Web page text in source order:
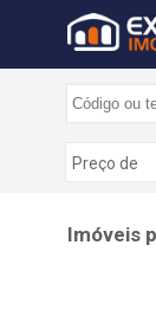
Imóveis